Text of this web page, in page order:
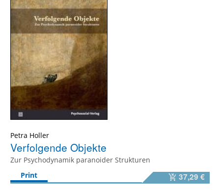
Petra Holler
Verfolgende Objekte
Zur Psychodynamik paranoider Strukturen
Print
37,29 €